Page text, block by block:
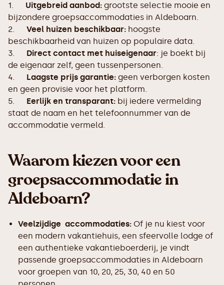
1. Uitgebreid aanbod: grootste selectie mooie en
bijzondere groepsaccommodaties in Aldeboarn.
2. Veel huizen beschikbaar: hoogste
beschikbaarheid van huizen op populaire data.
3. Direct contact met huiseigenaar: je boekt bij
de eigenaar zelf, geen tussenpersonen.
4. Laagste prijs garantie: geen verborgen kosten
en geen provisie voor het platform.
5. Eerlijk en transparant: bij iedere vermelding
staat de naam en het telefoonnummer van de
accommodatie vermeld.
Waarom kiezen voor een
groepsaccommodatie in
Aldeboarn?
Veelzijdige accommodaties: Of je nu kiest voor
een modern vakantiehuis, een sfeervolle lodge of
een authentieke vakantieboerderij, je vindt
passende groepsaccommodaties in Aldeboarn
voor groepen van 10, 20, 25, 30, 40 en 50